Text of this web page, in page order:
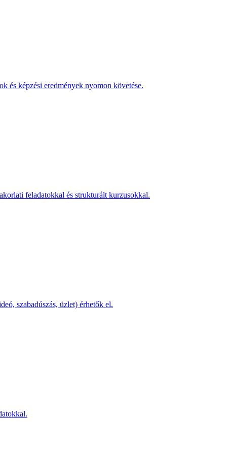
és képzési eredmények nyomon követése.
feladatokkal és strukturált kurzusokkal.
szabadúszás, üzlet) érhetők el.